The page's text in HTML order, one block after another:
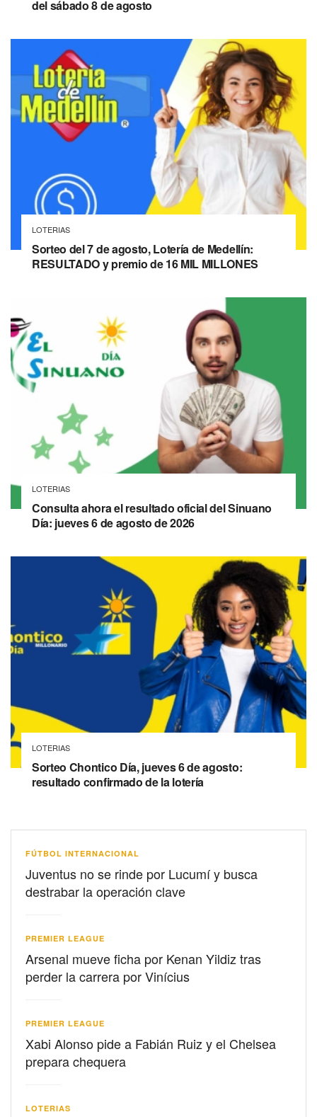
del sábado 8 de agosto
LOTERIAS
Sorteo del 7 de agosto, Lotería de Medellín:
RESULTADO y premio de 16 MIL MILLONES
LOTERIAS
Consulta ahora el resultado oficial del Sinuano
Día: jueves 6 de agosto de 2026
LOTERIAS
Sorteo Chontico Día, jueves 6 de agosto:
resultado confirmado de la lotería
FÚTBOL INTERNACIONAL
Juventus no se rinde por Lucumí y busca
destrabar la operación clave
PREMIER LEAGUE
Arsenal mueve ficha por Kenan Yildiz tras
perder la carrera por Vinícius
PREMIER LEAGUE
Xabi Alonso pide a Fabián Ruiz y el Chelsea
prepara chequera
LOTERIAS